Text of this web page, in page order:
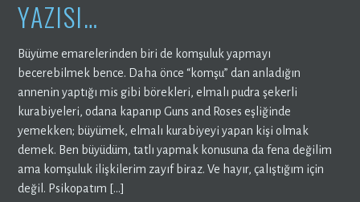
YAZISI…
Büyüme emarelerinden biri de komşuluk yapmayı
becerebilmek bence. Daha önce “komşu” dan anladığın
annenin yaptığı mis gibi börekleri, elmalı pudra şekerli
kurabiyeleri, odana kapanıp Guns and Roses eşliğinde
yemekken; büyümek, elmalı kurabiyeyi yapan kişi olmak
demek. Ben büyüdüm, tatlı yapmak konusuna da fena değilim
ama komşuluk ilişkilerim zayıf biraz. Ve hayır, çalıştığım için
değil. Psikopatım […]